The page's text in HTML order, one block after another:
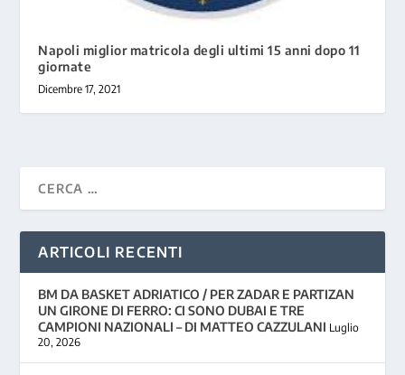
Napoli miglior matricola degli ultimi 15 anni dopo 11
giornate
Dicembre 17, 2021
ARTICOLI RECENTI
BM DA BASKET ADRIATICO / PER ZADAR E PARTIZAN
UN GIRONE DI FERRO: CI SONO DUBAI E TRE
CAMPIONI NAZIONALI – DI MATTEO CAZZULANI Luglio
20, 2026